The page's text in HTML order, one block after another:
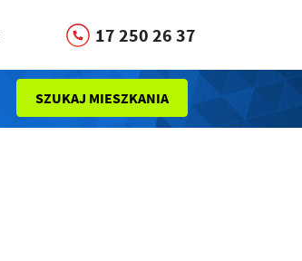
17 250 26 37
SZUKAJ MIESZKANIA